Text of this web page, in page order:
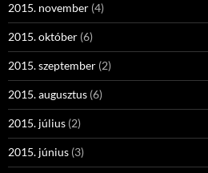
2015. november (4)
2015. október (6)
2015. szeptember (2)
2015. augusztus (6)
2015. július (2)
2015. június (3)